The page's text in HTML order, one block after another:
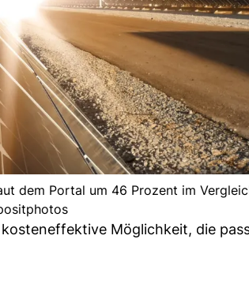
dem Portal um 46 Prozent im
Möglichkeit, die